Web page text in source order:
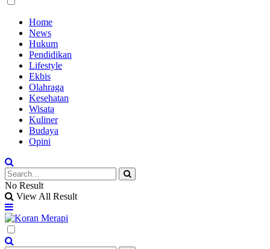
Home
News
Hukum
Pendidikan
Lifestyle
Ekbis
Olahraga
Kesehatan
Wisata
Kuliner
Budaya
Opini
No Result
View All Result